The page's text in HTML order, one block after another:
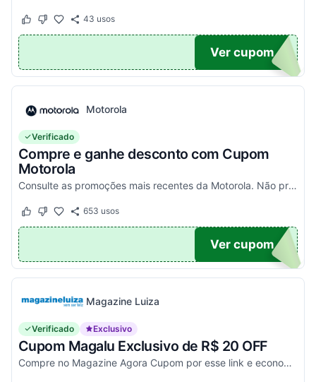
Este cupom funcionou
Este cupom não funcionou
43 usos
100
Ver cupom
Motorola
Verificado
Compre e ganhe desconto com Cupom
Motorola
Consulte as promoções mais recentes da Motorola. Não precisa de cupom, descontos já aplicados no site.
Este cupom funcionou
Este cupom não funcionou
653 usos
TICO
Ver cupom
Magazine Luiza
Verificado Exclusivo
Cupom Magalu Exclusivo de R$ 20 OFF
Compre no Magazine Agora Cupom por esse link e economize R$ 20 na compra de produtos acima de R$ 999 vendidos e entregues por Magazine Luiza. Economize!